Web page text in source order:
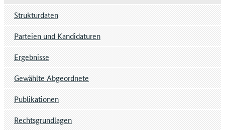
Strukturdaten
Parteien und Kandidaturen
Ergebnisse
Gewählte Abgeordnete
Publikationen
Rechtsgrundlagen